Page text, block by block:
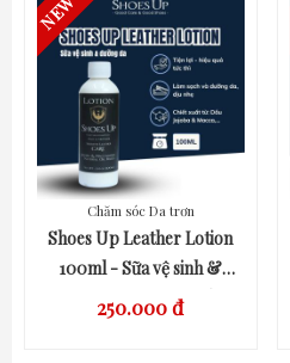
QUICK VIEW
Chăm sóc Da trơn
Shoes Up Leather Lotion
100ml - Sữa vệ sinh &
dưỡng da dịu nhẹ Túi
250.000 đ